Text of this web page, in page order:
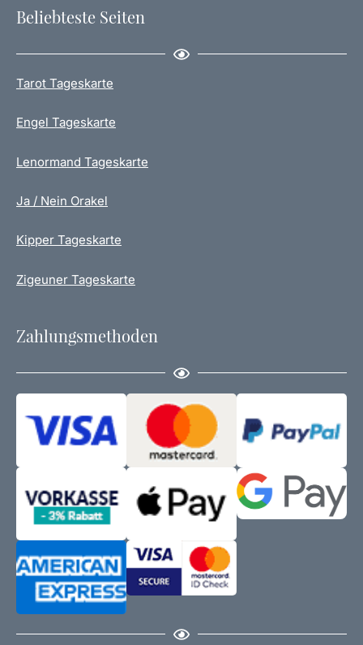
Beliebteste Seiten
Tarot Tageskarte
Engel Tageskarte
Lenormand Tageskarte
Ja / Nein Orakel
Kipper Tageskarte
Zigeuner Tageskarte
Zahlungsmethoden